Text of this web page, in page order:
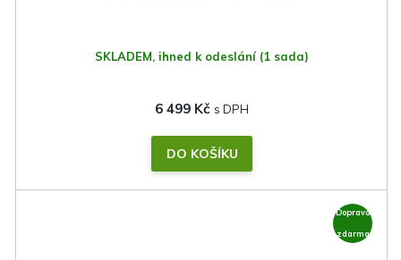
SKLADEM, ihned k odeslání (1 sada)
6 499 Kč
DO KOŠÍKU
Doprava
zdarma